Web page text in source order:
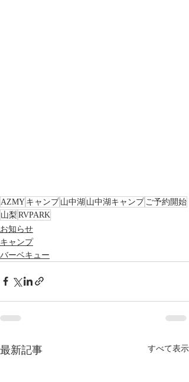
AZMY キャンプ 山中湖 山中湖キャンプ ご予約開始
山梨 RVPARK
お知らせ
キャンプ
バーベキュー
最新記事 すべて表示